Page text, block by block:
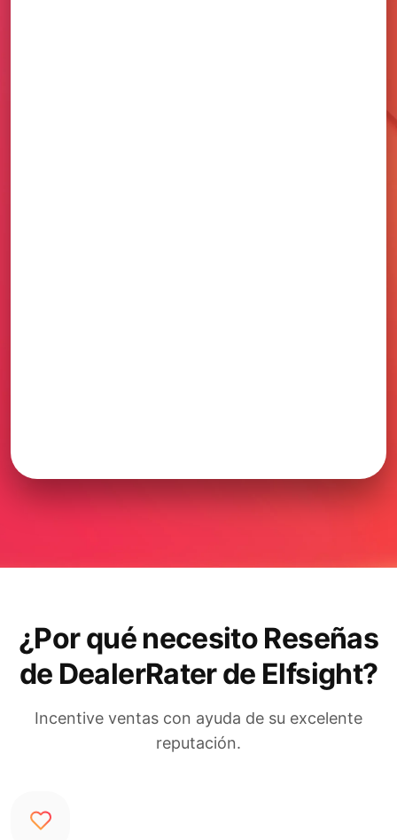
¿Por qué necesito Reseñas
de DealerRater de Elfsight?
Incentive ventas con ayuda de su excelente
reputación.